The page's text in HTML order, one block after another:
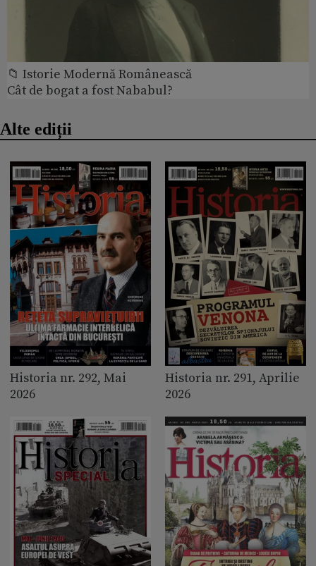
📁 Istorie Modernă Românească
Cât de bogat a fost Nababul?
Alte ediții
Historia nr. 292, Mai
2026
Historia nr. 291, Aprilie
2026